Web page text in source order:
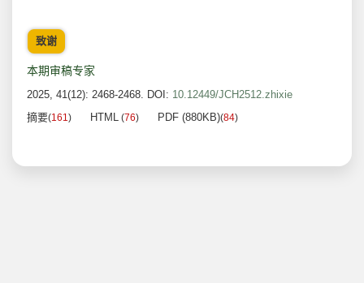
致谢
本期审稿专家
2025, 41(12): 2468-2468. DOI: 10.12449/JCH2512.zhixie
摘要(161) HTML (76) PDF (880KB)(84)